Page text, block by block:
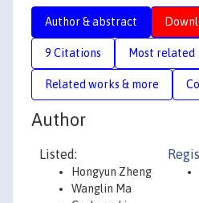
Author & abstract
9 Citations Most related
Related works & more
Author
Listed:
Hongyun Zheng
Wanglin Ma